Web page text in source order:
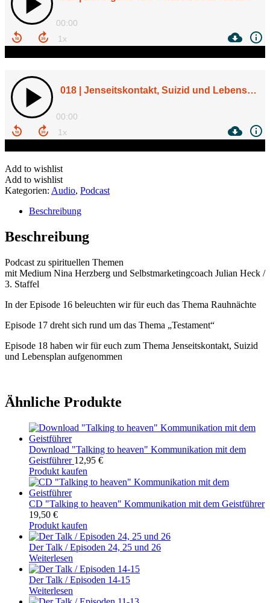
Add to wishlist
Add to wishlist
Kategorien: Audio, Podcast
Beschreibung
Beschreibung
Podcast zu spirituellen Themen
mit Medium Nina Herzberg und Selbstmarketingcoach Julian Heck /
3. Staffel
In der Episode 16 beleuchten wir für euch das Thema Rauhnächte
Episode 17 dreht sich rund um das Thema „Testament“
Episode 18 haben wir für euch zum Thema Jenseitskontakt, Suizid
und Lebensplan aufgenommen
Ähnliche Produkte
Download "Talking to heaven" Kommunikation mit dem
Geistführer 12,95 €
Produkt kaufen
CD "Talking to heaven" Kommunikation mit dem Geistführer
19,50 €
Produkt kaufen
Der Talk / Episoden 24, 25 und 26
Weiterlesen
Der Talk / Episoden 14-15
Weiterlesen